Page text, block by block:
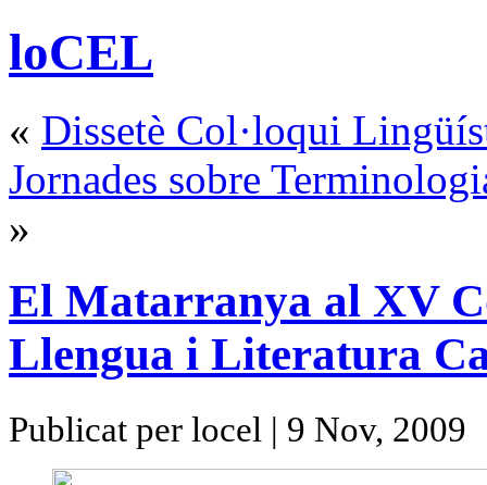
loCEL
« Dissetè Col·loqui
Jornades sobre
»
El Matarranya al XV
Llengua i Literatura
Publicat per locel | 9 Nov, 2009